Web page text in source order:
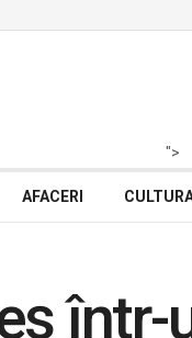
">
AFACERI
într-